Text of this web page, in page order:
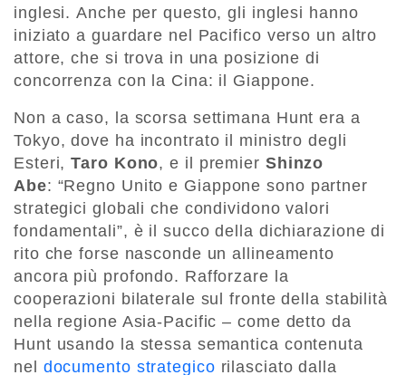
inglesi. Anche per questo, gli inglesi hanno
iniziato a guardare nel Pacifico verso un altro
attore, che si trova in una posizione di
concorrenza con la Cina: il Giappone.
Non a caso, la scorsa settimana Hunt era a
Tokyo, dove ha incontrato il ministro degli
Esteri,Taro Kono, e il premier Shinzo
Abe: “Regno Unito e Giappone sono partner
strategici globali che condividono valori
fondamentali”, è il succo della dichiarazione di
rito che forse nasconde un allineamento
ancora più profondo. Rafforzare la
cooperazioni bilaterale sul fronte della stabilità
nella regione Asia-Pacific – come detto da
Hunt usando la stessa semantica contenuta
nel documento strategico rilasciato dalla